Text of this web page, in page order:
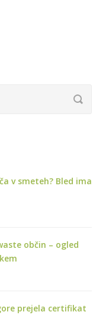
v smeteh? Bled ima
občin – ogled
prejela certifikat